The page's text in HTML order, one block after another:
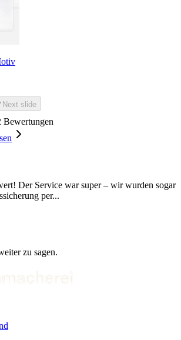
Next slide
Bewertungen
Der Service war super – wir wurden sogar
per...
zu sagen.